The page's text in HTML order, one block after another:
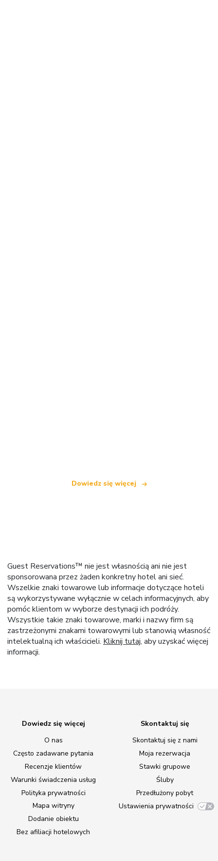
Dowiedz się więcej
Guest Reservations™ nie jest własnością ani nie jest
sponsorowana przez żaden konkretny hotel ani sieć.
Wszelkie znaki towarowe lub informacje dotyczące hoteli
są wykorzystywane wyłącznie w celach informacyjnych, aby
pomóc klientom w wyborze destynacji ich podróży.
Wszystkie takie znaki towarowe, marki i nazwy firm są
zastrzeżonymi znakami towarowymi lub stanowią własność
intelektualną ich właścicieli. Kliknij tutaj, aby uzyskać więcej
informacji.
Dowiedz się więcej
O nas
Często zadawane pytania
Recenzje klientów
Warunki świadczenia usług
Polityka prywatności
Mapa witryny
Dodanie obiektu
Bez afiliacji hotelowych
Skontaktuj się
Skontaktuj się z nami
Moja rezerwacja
Stawki grupowe
Śluby
Przedłużony pobyt
Ustawienia prywatności